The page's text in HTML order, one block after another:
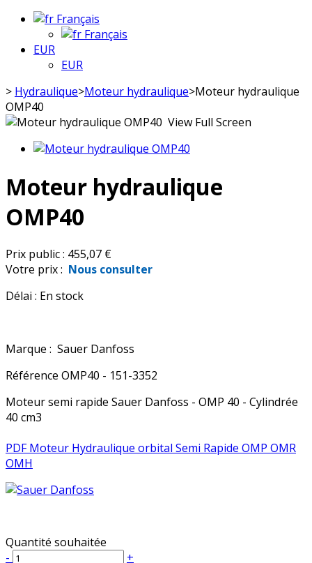
Français
Français
EUR
EUR
> Hydraulique>Moteur hydraulique>Moteur hydraulique
OMP40
View Full Screen
Moteur hydraulique
OMP40
Prix public : 455,07 €
Votre prix : Nous consulter
Délai : En stock
Marque : Sauer Danfoss
Référence OMP40 - 151-3352
Moteur semi rapide Sauer Danfoss - OMP 40 - Cylindrée
40 cm3
PDF Moteur Hydraulique orbital Semi Rapide OMP OMR
OMH
Quantité souhaitée
-
+